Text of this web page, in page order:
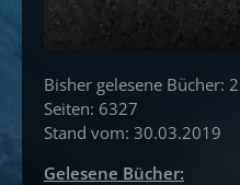
Bisher gelesene Bücher:
Seiten: 6327
Stand vom: 30.03.2019
Gelesene Bücher: